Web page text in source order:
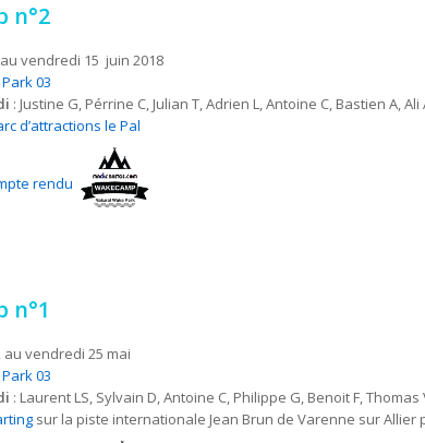
n°2
vendredi 15 juin 2018
03
: Justine G, Pérrine C, Julian T, Adrien L, Antoine C, Bastien A,
d’attractions le Pal
rendu
n°1
au vendredi 25 mai
03
: Laurent LS, Sylvain D, Antoine C, Philippe G, Benoit F,
sur la piste internationale Jean Brun de Varenne sur Allier